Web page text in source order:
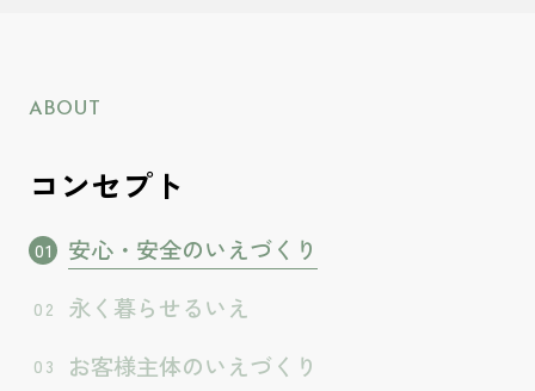
ABOUT
コンセプト
安心・安全のいえづくり
永く暮らせるいえ
お客様主体のいえづくり